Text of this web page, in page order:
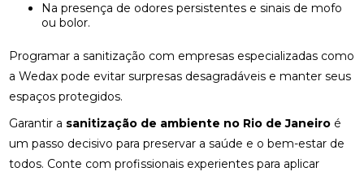
Na presença de odores persistentes e sinais de mofo
ou bolor.
Programar a sanitização com empresas especializadas como
a Wedax pode evitar surpresas desagradáveis e manter seus
espaços protegidos.
Garantir a sanitização de ambiente no Rio de Janeiro é
um passo decisivo para preservar a saúde e o bem-estar de
todos. Conte com profissionais experientes para aplicar